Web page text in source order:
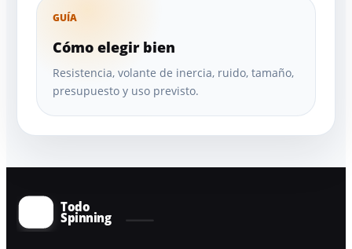
GUÍA
Cómo elegir bien
Resistencia, volante de inercia, ruido, tamaño,
presupuesto y uso previsto.